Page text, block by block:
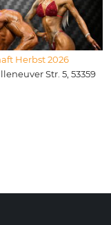
Herbst 2026
Str. 5, 53359